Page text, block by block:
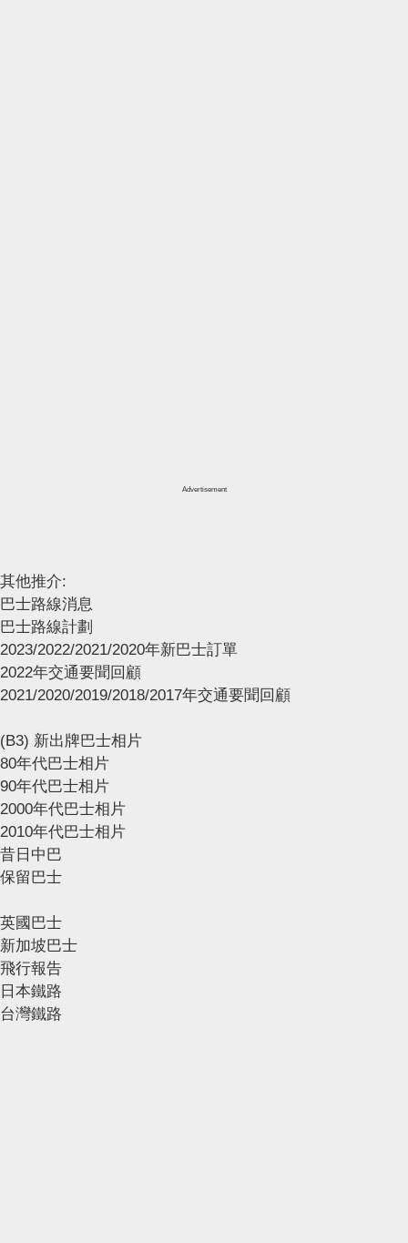
Advertisement
其他推介:
巴士路線消息
巴士路線計劃
2023/2022/2021/2020年新巴士訂單
2022年交通要聞回顧
2021/2020/2019/2018/2017年交通要聞回顧
(B3) 新出牌巴士相片
80年代巴士相片
90年代巴士相片
2000年代巴士相片
2010年代巴士相片
昔日中巴
保留巴士
英國巴士
新加坡巴士
飛行報告
日本鐵路
台灣鐵路